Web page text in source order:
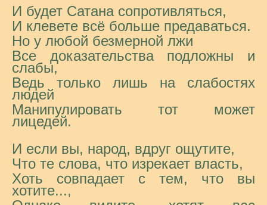
И будет Сатана сопротивляться,
И клевете всё больше предаваться.
Но у любой безмерной лжи
Все доказательства подложны и
слабы,
Ведь только лишь на слабостях
людей
Манипулировать тот может
лицедей.
И если вы, народ, вдруг ощутите,
Что те слова, что изрекает власть,
Хоть совпадает с тем, что вы
хотите...,